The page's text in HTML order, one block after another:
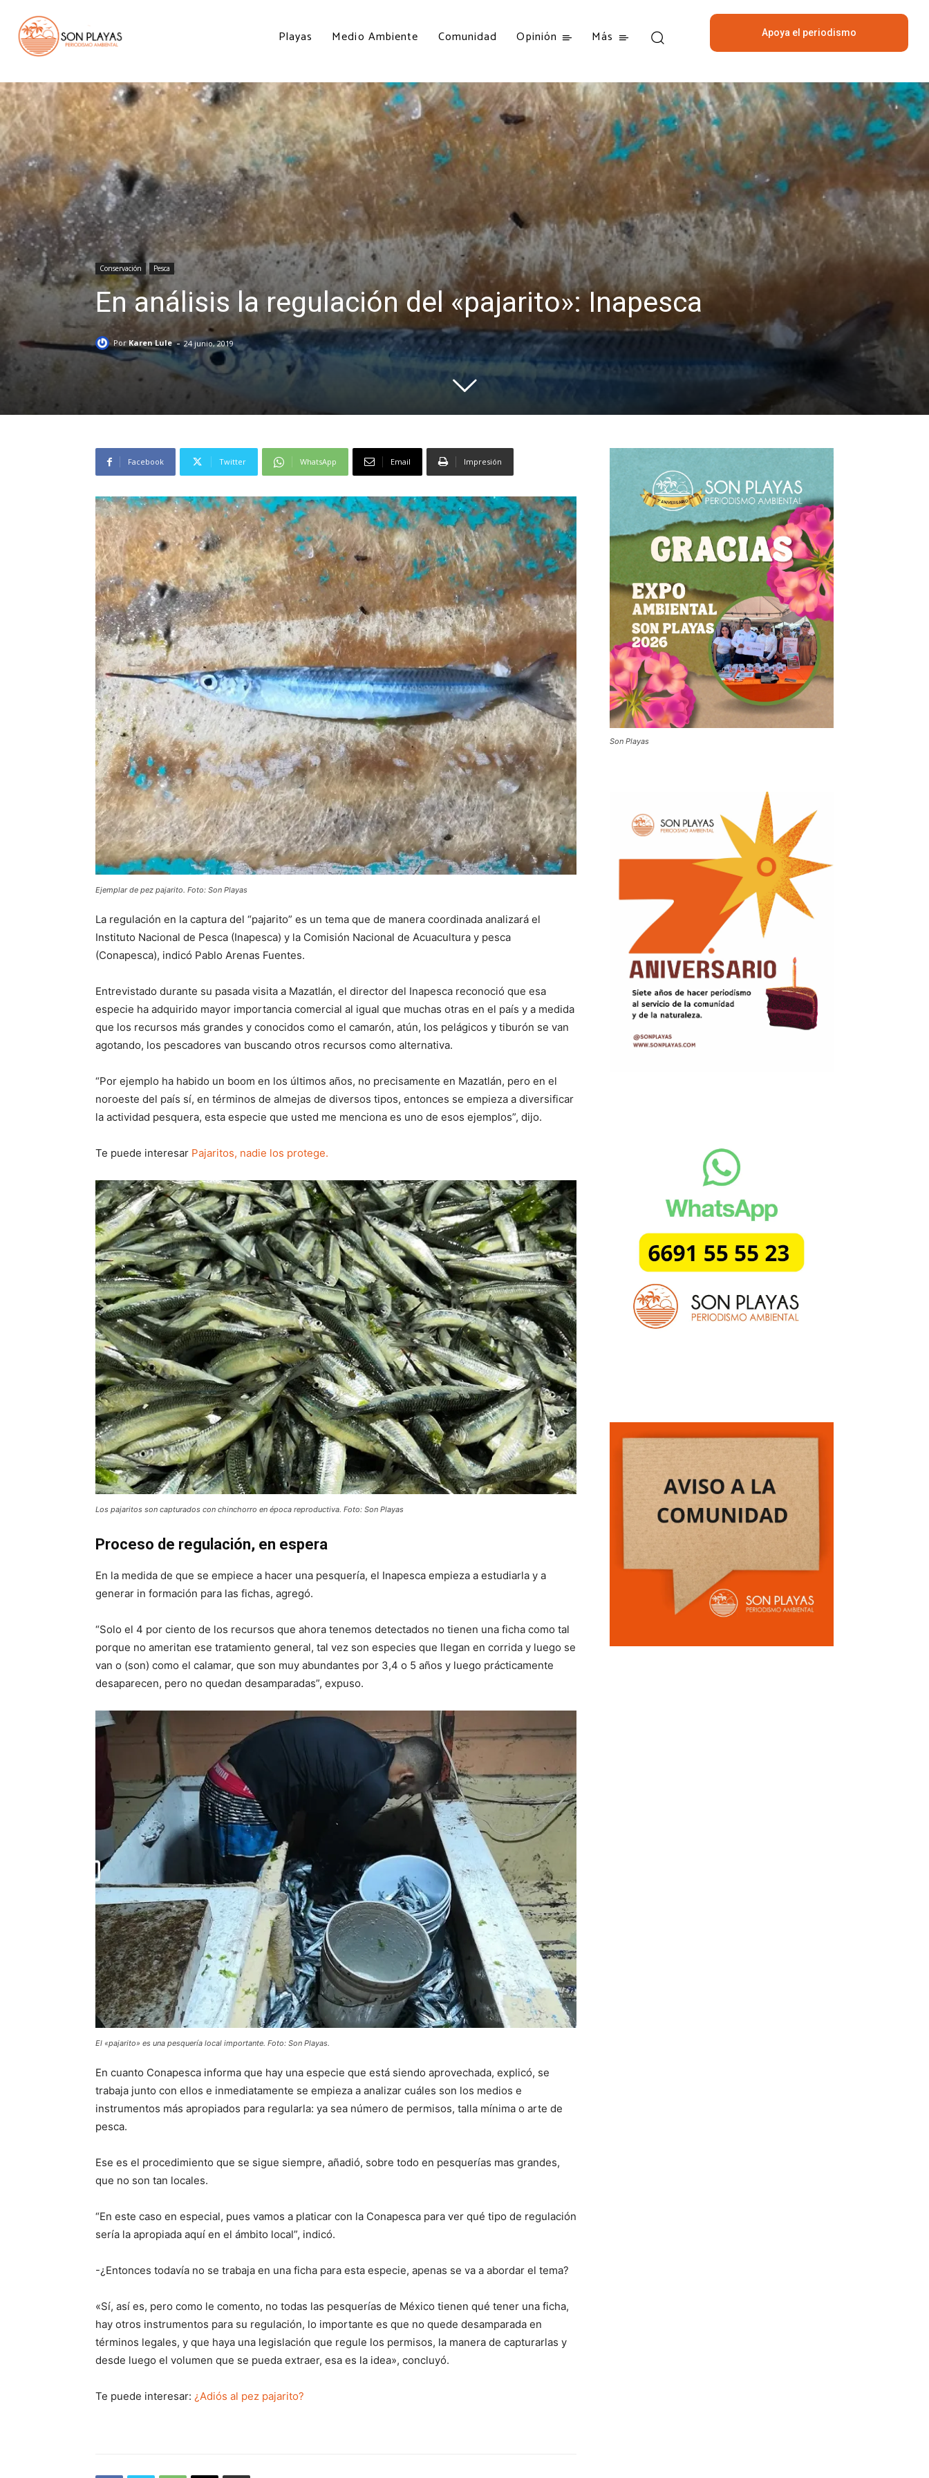
Playas Medio Ambiente Comunidad Opinión Más Apoya el periodismo
Inicio Conservación
Conservación Pesca
En análisis la regulación del «pajarito»: Inapesca
Por Karen Lule - 24 junio, 2019
Facebook Twitter WhatsApp Email Impresión
Ejemplar de pez pajarito. Foto: Son Playas
La regulación en la captura del “pajarito” es un tema que de manera coordinada analizará el
Instituto Nacional de Pesca (Inapesca) y la Comisión Nacional de Acuacultura y pesca
(Conapesca), indicó Pablo Arenas Fuentes.
Entrevistado durante su pasada visita a Mazatlán, el director del Inapesca reconoció que esa
especie ha adquirido mayor importancia comercial al igual que muchas otras en el país y a medida
que los recursos más grandes y conocidos como el camarón, atún, los pelágicos y tiburón se van
agotando, los pescadores van buscando otros recursos como alternativa.
“Por ejemplo ha habido un boom en los últimos años, no precisamente en Mazatlán, pero en el
noroeste del país sí, en términos de almejas de diversos tipos, entonces se empieza a diversificar
la actividad pesquera, esta especie que usted me menciona es uno de esos ejemplos”, dijo.
Te puede interesar Pajaritos, nadie los protege.
Los pajaritos son capturados con chinchorro en época reproductiva. Foto: Son Playas
Proceso de regulación, en espera
En la medida de que se empiece a hacer una pesquería, el Inapesca empieza a estudiarla y a
generar in formación para las fichas, agregó.
“Solo el 4 por ciento de los recursos que ahora tenemos detectados no tienen una ficha como tal
porque no ameritan ese tratamiento general, tal vez son especies que llegan en corrida y luego se
van o (son) como el calamar, que son muy abundantes por 3,4 o 5 años y luego prácticamente
desaparecen, pero no quedan desamparadas”, expuso.
El «pajarito» es una pesquería local importante. Foto: Son Playas.
En cuanto Conapesca informa que hay una especie que está siendo aprovechada, explicó, se
trabaja junto con ellos e inmediatamente se empieza a analizar cuáles son los medios e
instrumentos más apropiados para regularla: ya sea número de permisos, talla mínima o arte de
pesca.
Ese es el procedimiento que se sigue siempre, añadió, sobre todo en pesquerías mas grandes,
que no son tan locales.
“En este caso en especial, pues vamos a platicar con la Conapesca para ver qué tipo de regulación
sería la apropiada aquí en el ámbito local”, indicó.
-¿Entonces todavía no se trabaja en una ficha para esta especie, apenas se va a abordar el tema?
«Sí, así es, pero como le comento, no todas las pesquerías de México tienen qué tener una ficha,
hay otros instrumentos para su regulación, lo importante es que no quede desamparada en
términos legales, y que haya una legislación que regule los permisos, la manera de capturarlas y
desde luego el volumen que se pueda extraer, esa es la idea», concluyó.
Te puede interesar: ¿Adiós al pez pajarito?
Son Playas